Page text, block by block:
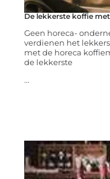
De lekkerste koffie
Geen horeca-
verdienen het
met de horeca
de lekkerste
...